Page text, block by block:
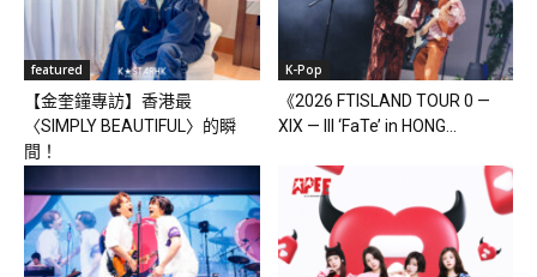
featured
【金奎鐘專訪】香港最
〈SIMPLY BEAUTIFUL〉的瞬
間！
K-Pop
《2026 FTISLAND TOUR 0 —
XIX — III ‘FaTe’ in HONG...